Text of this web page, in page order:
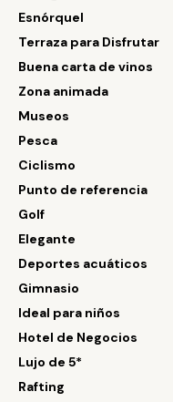
Esnórquel
Terraza para Disfrutar
Buena carta de vinos
Zona animada
Museos
Pesca
Ciclismo
Punto de referencia
Golf
Elegante
Deportes acuáticos
Gimnasio
Ideal para niños
Hotel de Negocios
Lujo de 5*
Rafting